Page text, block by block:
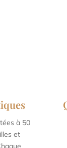
17,7
à 50
et